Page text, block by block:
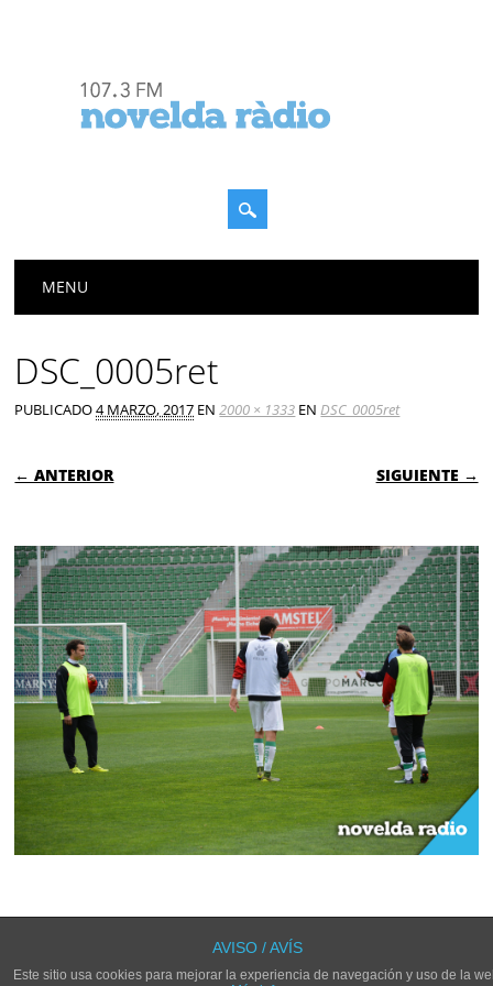
Menú principal
MENU
DSC_0005ret
PUBLICADO4 MARZO, 2017 EN2000 × 1333 ENDSC_0005ret
← ANTERIOR SIGUIENTE →
LOS COMENTARIOS Y TRACKBACKS ESTÁN CERRADOS.
AVISO / AVÍS
Este sitio usa cookies para mejorar la experiencia de navegación y uso de la